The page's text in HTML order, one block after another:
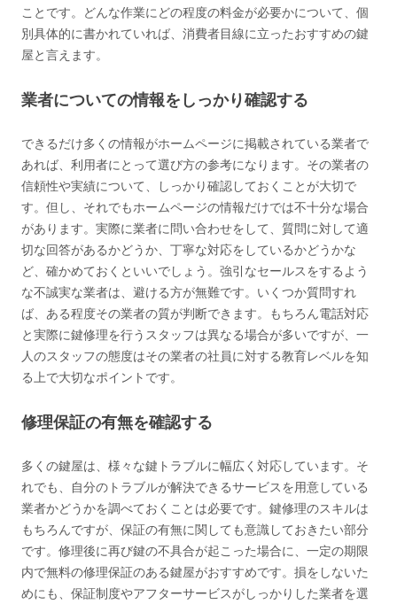
ことです。どんな作業にどの程度の料金が必要かについて、個
別具体的に書かれていれば、消費者目線に立ったおすすめの鍵
屋と言えます。
業者についての情報をしっかり確認する
できるだけ多くの情報がホームページに掲載されている業者で
あれば、利用者にとって選び方の参考になります。その業者の
信頼性や実績について、しっかり確認しておくことが大切で
す。但し、それでもホームページの情報だけでは不十分な場合
があります。実際に業者に問い合わせをして、質問に対して適
切な回答があるかどうか、丁寧な対応をしているかどうかな
ど、確かめておくといいでしょう。強引なセールスをするよう
な不誠実な業者は、避ける方が無難です。いくつか質問すれ
ば、ある程度その業者の質が判断できます。もちろん電話対応
と実際に鍵修理を行うスタッフは異なる場合が多いですが、一
人のスタッフの態度はその業者の社員に対する教育レベルを知
る上で大切なポイントです。
修理保証の有無を確認する
多くの鍵屋は、様々な鍵トラブルに幅広く対応しています。そ
れでも、自分のトラブルが解決できるサービスを用意している
業者かどうかを調べておくことは必要です。鍵修理のスキルは
もちろんですが、保証の有無に関しても意識しておきたい部分
です。修理後に再び鍵の不具合が起こった場合に、一定の期限
内で無料の修理保証のある鍵屋がおすすめです。損をしないた
めにも、保証制度やアフターサービスがしっかりした業者を選